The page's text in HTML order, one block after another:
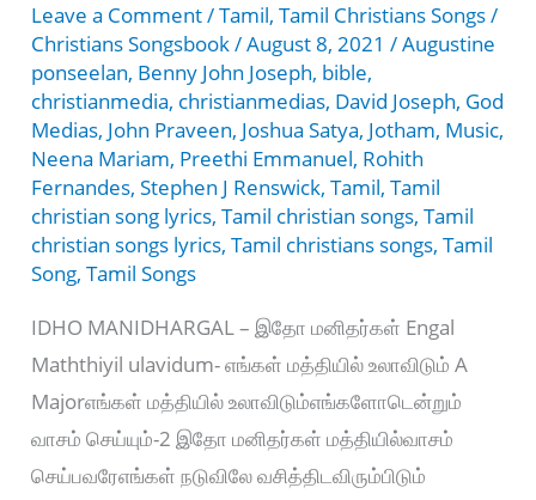
Leave a Comment/Tamil,Tamil Christians Songs/
Christians Songsbook/August 8, 2021/Augustine
ponseelan, Benny John Joseph, bible,
christianmedia, christianmedias, David Joseph, God
Medias, John Praveen, Joshua Satya, Jotham, Music,
Neena Mariam, Preethi Emmanuel, Rohith
Fernandes,Stephen J Renswick,Tamil,Tamil
christian song lyrics,Tamil christian songs,Tamil
christian songs lyrics,Tamil christians songs,Tamil
Song,Tamil Songs
IDHO MANIDHARGAL – இதோ மனிதர்கள் Engal
Maththiyil ulavidum- எங்கள் மத்தியில் உலாவிடும் A
Majorஎங்கள் மத்தியில் உலாவிடும்எங்களோடென்றும்
வாசம் செய்யும்-2 இதோ மனிதர்கள் மத்தியில்வாசம்
செய்பவரேஎங்கள் நடுவிலே வசித்திடவிரும்பிடும்